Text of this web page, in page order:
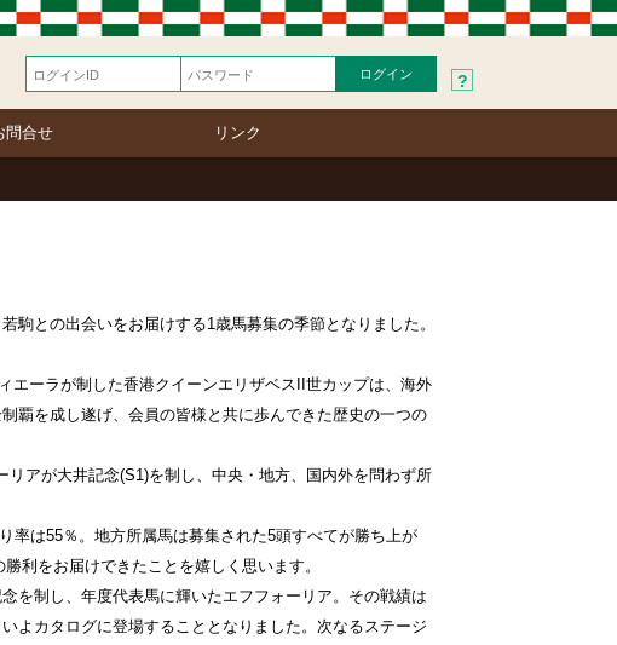
?
問合せ リンク
との出会いをお届けする1歳馬募集の季節となりました。
ーラが制した香港クイーンエリザベスII世カップは、海外
覇を成し遂げ、会員の皆様と共に歩んできた歴史の一つの
アが大井記念(S1)を制し、中央・地方、国内外を問わず所
は55％。地方所属馬は募集された5頭すべてが勝ち上が
利をお届けできたことを嬉しく思います。
を制し、年度代表馬に輝いたエフフォーリア。その戦績は
よカタログに登場することとなりました。次なるステージ